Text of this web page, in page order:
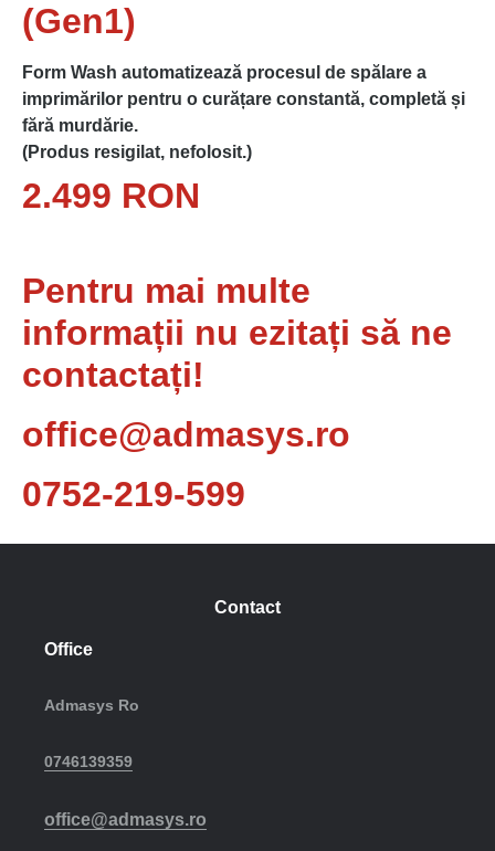
(Gen1)
Form Wash automatizează procesul de spălare a
imprimărilor pentru o curățare constantă, completă și
fără murdărie.
(Produs resigilat, nefolosit.)
2.499 RON
Pentru mai multe
informații nu ezitați să ne
contactați!
office@admasys.ro
0752-219-599
Contact
Office
Admasys Ro
0746139359
office@admasys.ro